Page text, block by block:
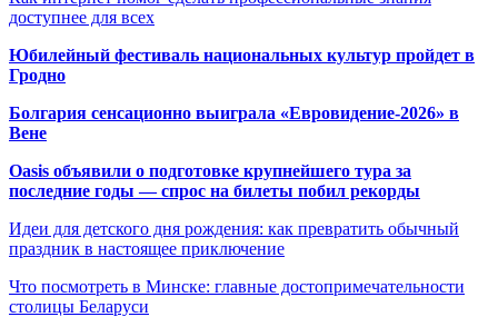
доступнее для всех
Юбилейный фестиваль национальных культур пройдет в
Гродно
Болгария сенсационно выиграла «Евровидение-2026» в
Вене
Oasis объявили о подготовке крупнейшего тура за
последние годы — спрос на билеты побил рекорды
Идеи для детского дня рождения: как превратить обычный
праздник в настоящее приключение
Что посмотреть в Минске: главные достопримечательности
столицы Беларуси